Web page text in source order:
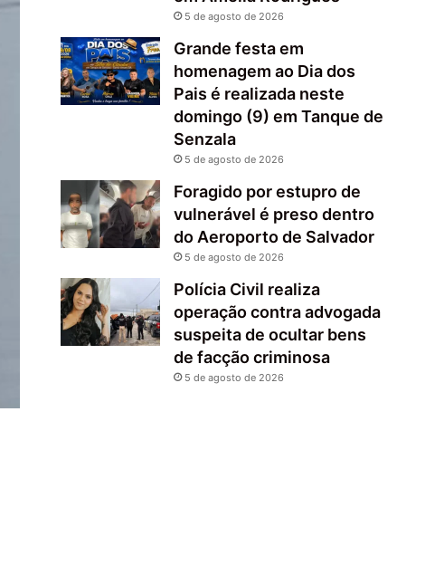
5 de agosto de 2026
Grande festa em
homenagem ao Dia dos
Pais é realizada neste
domingo (9) em Tanque de
Senzala
5 de agosto de 2026
Foragido por estupro de
vulnerável é preso dentro
do Aeroporto de Salvador
5 de agosto de 2026
Polícia Civil realiza
operação contra advogada
suspeita de ocultar bens
de facção criminosa
5 de agosto de 2026